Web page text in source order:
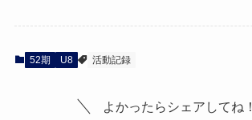
52期 U8 活動記録
よかったらシェアしてね！